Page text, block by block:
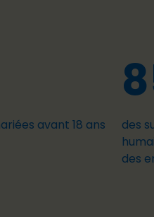
avant 18 ans
des
des